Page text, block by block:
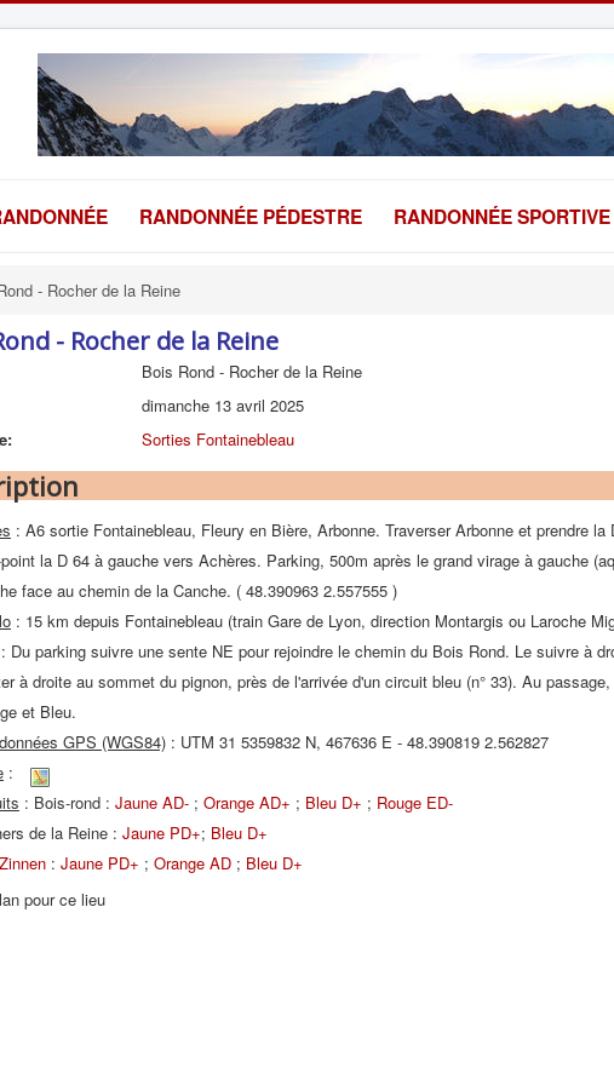
RANDONNÉE PÉDESTRE RANDONNÉE SPORTIVE
- Rocher de la Reine
- Rocher de la Reine
Bois Rond - Rocher de la Reine
dimanche 13 avril 2025
Sorties Fontainebleau
: A6 sortie Fontainebleau, Fleury en Bière, Arbonne. Traverser Arbonne et prendre
la D 64 à gauche vers Achères. Parking, 500m après le grand virage à gauche
face au chemin de la Canche. ( 48.390963 2.557555 )
: 15 km depuis Fontainebleau (train Gare de Lyon, direction Montargis ou Laroche
: Du parking suivre une sente NE pour rejoindre le chemin du Bois Rond. Le suivre à
à droite au sommet du pignon, près de l'arrivée d'un circuit bleu (n° 33). Au
et Bleu.
GPS (WGS84) : UTM 31 5359832 N, 467636 E - 48.390819 2.562827
:
: Bois-rond : Jaune AD- ; Orange AD+ ; Bleu D+ ; Rouge ED-
de la Reine : Jaune PD+; Bleu D+
: Jaune PD+ ; Orange AD ; Bleu D+
pour ce lieu